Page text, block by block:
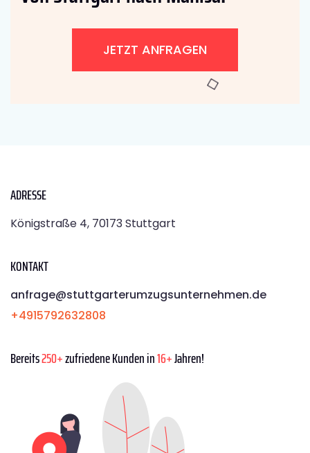
JETZT ANFRAGEN
ADRESSE
Königstraße 4, 70173 Stuttgart
KONTAKT
anfrage@stuttgarterumzugsunternehmen.de
+4915792632808
Bereits250+zufriedene Kunden in16+Jahren!